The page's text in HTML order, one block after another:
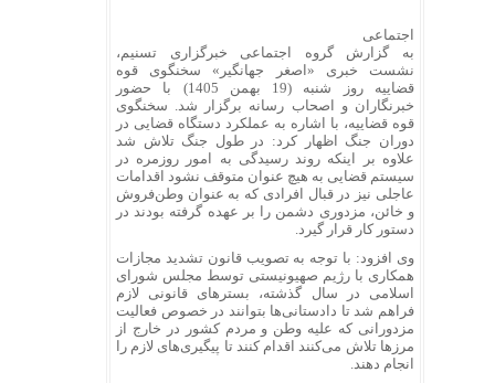
اجتماعی
به گزارش گروه اجتماعی خبرگزاری تسنیم،
نشست خبری «اصغر جهانگیر» سخنگوی قوه
قضاییه روز شنبه (19 بهمن 1405) با حضور
خبرنگاران و اصحاب رسانه برگزار شد. سخنگوی
قوه قضاییه، با اشاره به عملکرد دستگاه قضایی در
دوران جنگ اظهار کرد: در طول جنگ تلاش شد
علاوه بر اینکه روند رسیدگی به امور روزمره در
سیستم قضایی به هیچ عنوان متوقف نشود اقدامات
عاجلی نیز در قبال افرادی که به عنوان وطن‌فروش
و خائن، مزدوری دشمن را بر عهده گرفته بودند در
دستور کار قرار گیرد.
وی افزود: با توجه به تصویب قانون تشدید مجازات
همکاری با رژیم صهیونیستی توسط مجلس شورای
اسلامی در سال گذشته، بستر‌های قانونی لازم
فراهم شد تا دادستانی‌ها بتوانند در خصوص فعالیت
مزدورانی که علیه وطن و مردم کشور در خارج از
مرز‌ها تلاش می‌کنند اقدام کنند تا پیگیری‌های لازم را
انجام دهند.